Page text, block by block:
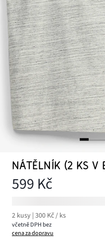
NÁTĚLNÍK (2 KS V
599 Kč
2 kusy | 300 Kč / ks
včetně DPH bez
cena za dopravu